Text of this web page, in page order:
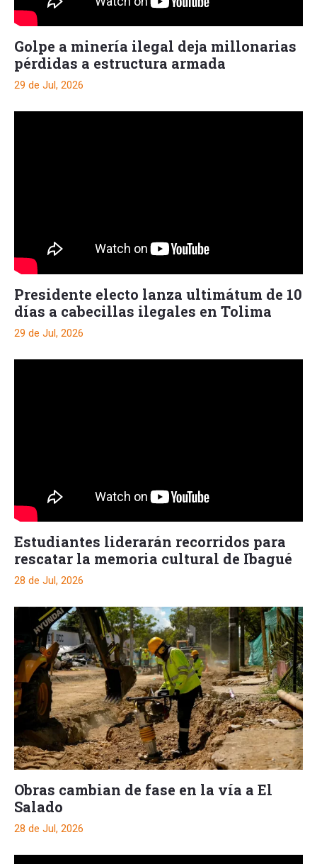
Golpe a minería ilegal deja millonarias
pérdidas a estructura armada
29 de Jul, 2026
Presidente electo lanza ultimátum de 10
días a cabecillas ilegales en Tolima
29 de Jul, 2026
Estudiantes liderarán recorridos para
rescatar la memoria cultural de Ibagué
28 de Jul, 2026
Obras cambian de fase en la vía a El
Salado
28 de Jul, 2026